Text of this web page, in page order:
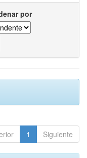
por
1 Siguiente